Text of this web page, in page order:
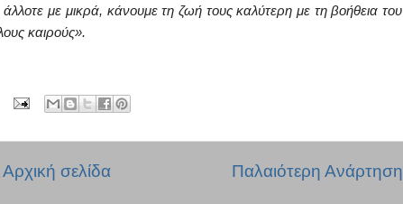
με μικρά, κάνουμε τη ζωή τους καλύτερη με τη βοήθεια του
καιρούς».
Παλαιότερη Ανάρτηση
Αρχική σελίδα